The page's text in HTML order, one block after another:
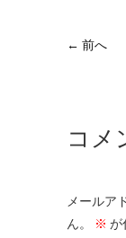
← 前へ
コメ
メールア
ん。
※ が